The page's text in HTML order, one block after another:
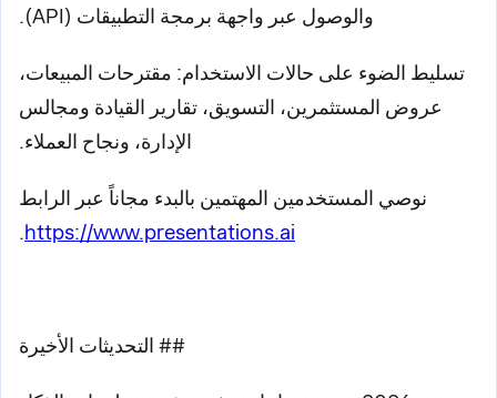
والوصول عبر واجهة برمجة التطبيقات (API).
تسليط الضوء على حالات الاستخدام: مقترحات المبيعات،
عروض المستثمرين، التسويق، تقارير القيادة ومجالس
الإدارة، ونجاح العملاء.
نوصي المستخدمين المهتمين بالبدء مجاناً عبر الرابط
https://www.presentations.ai
.
## التحديثات الأخيرة